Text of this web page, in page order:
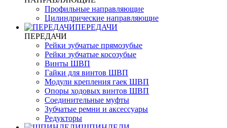
Профильные направляющие
Цилиндрические направляющие
ПЕРЕДАЧИ
ПЕРЕДАЧИ
Рейки зубчатые прямозубые
Рейки зубчатые косозубые
Винты ШВП
Гайки для винтов ШВП
Модули крепления гаек ШВП
Опоры ходовых винтов ШВП
Соединительные муфты
Зубчатые ремни и аксессуары
Редукторы